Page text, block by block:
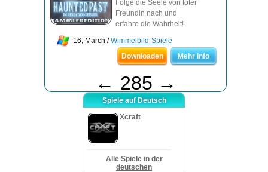
Folge die Seele von toter
Freundin nach und
erfahre die Wahrheit!
16, March /Wimmelbild-Spiele
Downloaden
Mehr Info
← 285 →
Spiele auf Deutsch
Xcraft
Alle Spiele in der
deutschen